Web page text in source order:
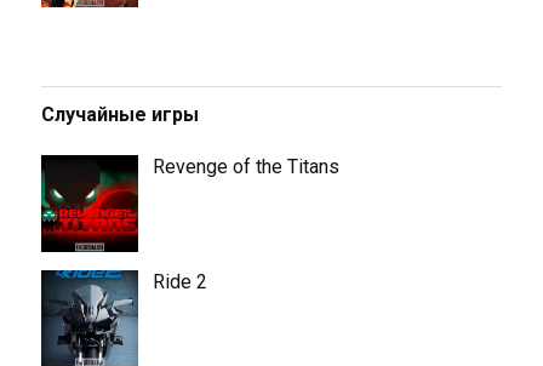
Случайные игры
Revenge of the Titans
Ride 2